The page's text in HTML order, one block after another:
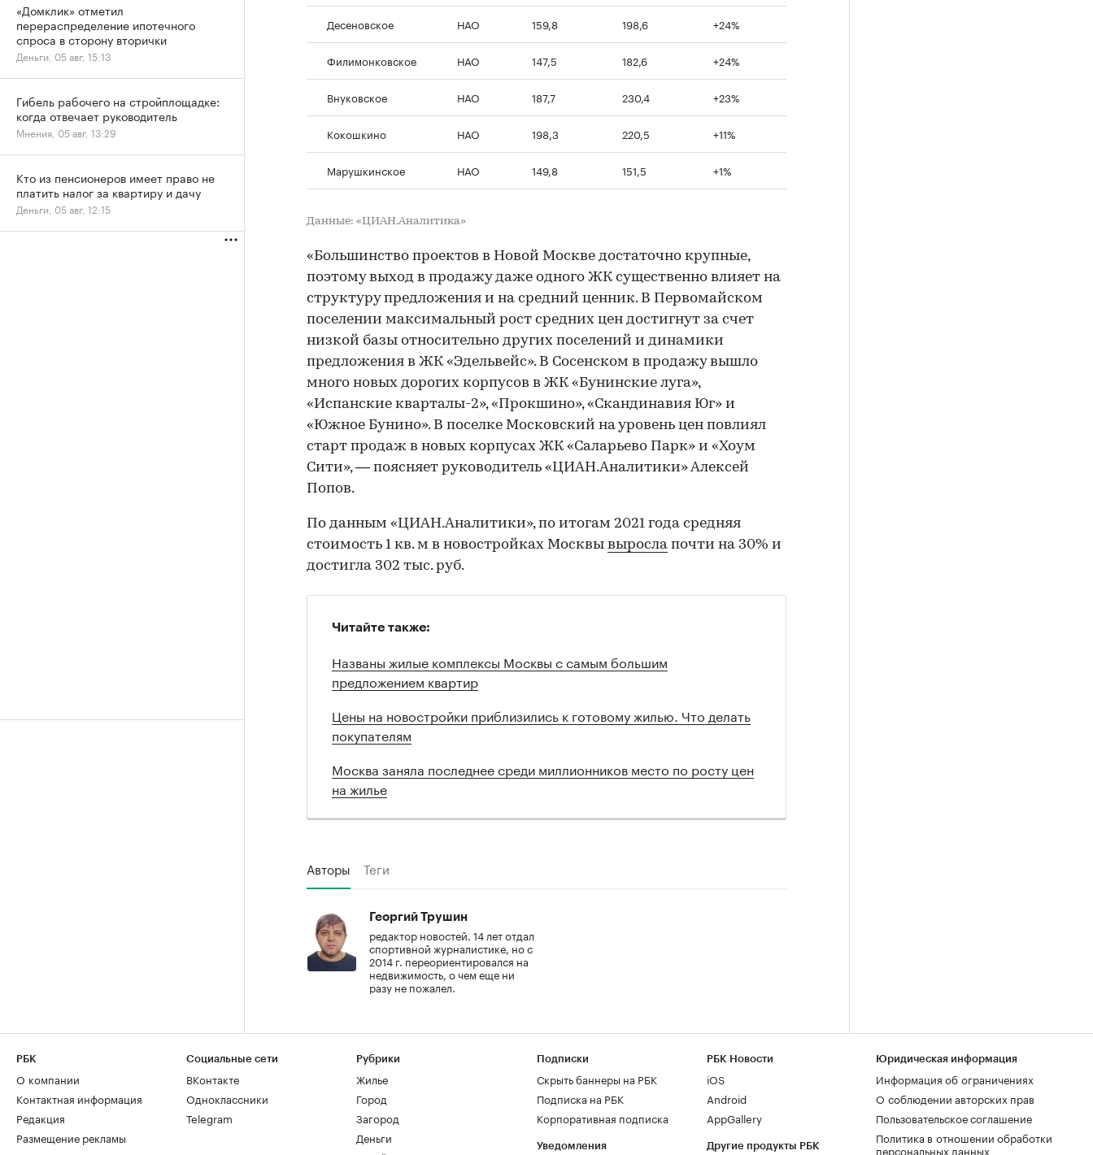
Десеновское НАО 159,8 198,6 +24%
Филимонковское НАО 147,5 182,6 +24%
Внуковское НАО 187,7 230,4 +23%
Кокошкино НАО 198,3 220,5 +11%
Марушкинское НАО 149,8 151,5 +1%
Данные: «ЦИАН.Аналитика»
«Большинство проектов в Новой Москве достаточно крупные,
поэтому выход в продажу даже одного ЖК существенно влияет на
структуру предложения и на средний ценник. В Первомайском
поселении максимальный рост средних цен достигнут за счет
низкой базы относительно других поселений и динамики
предложения в ЖК «Эдельвейс». В Сосенском в продажу вышло
много новых дорогих корпусов в ЖК «Бунинские луга»,
«Испанские кварталы-2», «Прокшино», «Скандинавия Юг» и
«Южное Бунино». В поселке Московский на уровень цен повлиял
старт продаж в новых корпусах ЖК «Саларьево Парк» и «Хоум
Сити», — поясняет руководитель «ЦИАН.Аналитики» Алексей
Попов.
По данным «ЦИАН.Аналитики», по итогам 2021 года средняя
стоимость 1 кв. м в новостройках Москвы выросла почти на 30% и
достигла 302 тыс. руб.
Читайте также:
Названы жилые комплексы Москвы с самым большим
предложением квартир
Цены на новостройки приблизились к готовому жилью. Что делать
покупателям
Москва заняла последнее среди миллионников место по росту цен
на жилье
Авторы Теги
Георгий Трушин
редактор новостей. 14 лет отдал
спортивной журналистике, но с
2014 г. переориентировался на
недвижимость, о чем еще ни
разу не пожалел.
«Домклик» отметил
перераспределение ипотечного
спроса в сторону вторички
Деньги, 05 авг, 15:13
Гибель рабочего на стройплощадке:
когда отвечает руководитель
Мнения, 05 авг, 13:29
Кто из пенсионеров имеет право не
платить налог за квартиру и дачу
Деньги, 05 авг, 12:15
РБК
О компании
Контактная информация
Редакция
Размещение рекламы
Социальные сети
ВКонтакте
Одноклассники
Telegram
Рубрики
Жилье
Город
Загород
Деньги
Подписки
Скрыть баннеры на РБК
Подписка на РБК
Корпоративная подписка
Уведомления
РБК Новости
iOS
Android
AppGallery
Другие продукты РБК
Юридическая информация
Информация об ограничениях
О соблюдении авторских прав
Пользовательское соглашение
Политика в отношении обработки
персональных данных